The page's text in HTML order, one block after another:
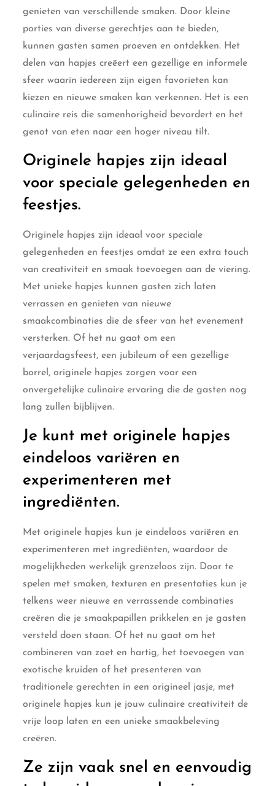
genieten van verschillende smaken. Door kleine
porties van diverse gerechtjes aan te bieden,
kunnen gasten samen proeven en ontdekken. Het
delen van hapjes creëert een gezellige en informele
sfeer waarin iedereen zijn eigen favorieten kan
kiezen en nieuwe smaken kan verkennen. Het is een
culinaire reis die samenhorigheid bevordert en het
genot van eten naar een hoger niveau tilt.
Originele hapjes zijn ideaal
voor speciale gelegenheden en
feestjes.
Originele hapjes zijn ideaal voor speciale
gelegenheden en feestjes omdat ze een extra touch
van creativiteit en smaak toevoegen aan de viering.
Met unieke hapjes kunnen gasten zich laten
verrassen en genieten van nieuwe
smaakcombinaties die de sfeer van het evenement
versterken. Of het nu gaat om een
verjaardagsfeest, een jubileum of een gezellige
borrel, originele hapjes zorgen voor een
onvergetelijke culinaire ervaring die de gasten nog
lang zullen bijblijven.
Je kunt met originele hapjes
eindeloos variëren en
experimenteren met
ingrediënten.
Met originele hapjes kun je eindeloos variëren en
experimenteren met ingrediënten, waardoor de
mogelijkheden werkelijk grenzeloos zijn. Door te
spelen met smaken, texturen en presentaties kun je
telkens weer nieuwe en verrassende combinaties
creëren die je smaakpapillen prikkelen en je gasten
versteld doen staan. Of het nu gaat om het
combineren van zoet en hartig, het toevoegen van
exotische kruiden of het presenteren van
traditionele gerechten in een origineel jasje, met
originele hapjes kun je jouw culinaire creativiteit de
vrije loop laten en een unieke smaakbeleving
creëren.
Ze zijn vaak snel en eenvoudig